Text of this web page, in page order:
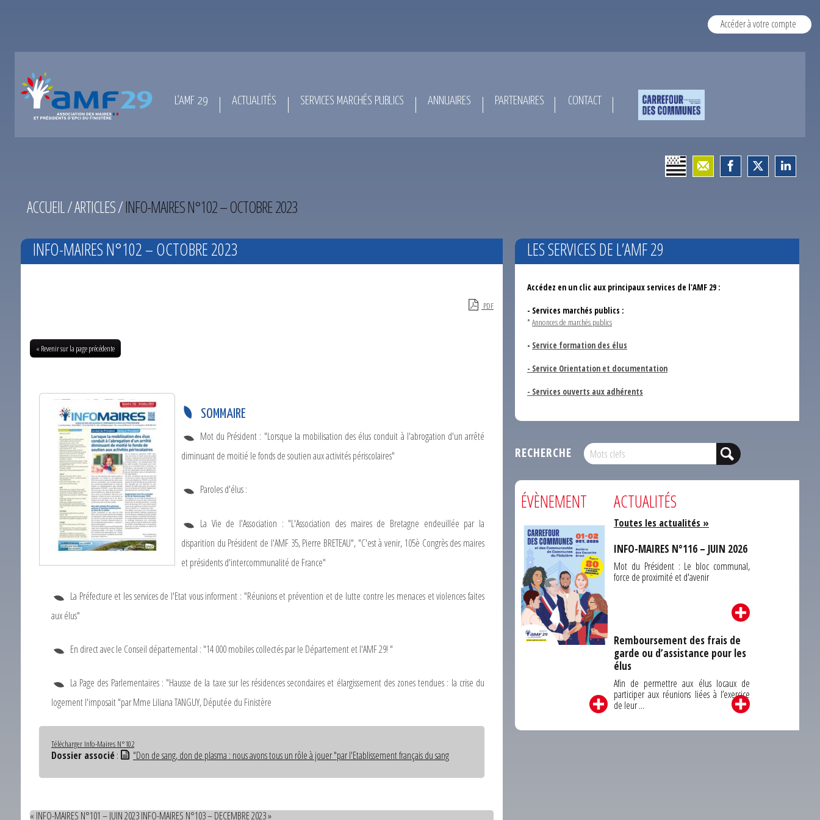
Accéder à votre compte
L’AMF 29 ACTUALITÉS SERVICES MARCHÉS PUBLICS ANNUAIRES PARTENAIRES CONTACT
ACCUEIL/ARTICLES/INFO-MAIRES N°102 – OCTOBRE 2023
INFO-MAIRES N°102 – OCTOBRE 2023
PDF
« Revenir sur la page précédente
SOMMAIRE
Mot du Président : "Lorsque la mobilisation des élus conduit à l'abrogation d'un arrêté
diminuant de moitié le fonds de soutien aux activités périscolaires"
Paroles d'élus :
La Vie de l'Association : "L'Association des maires de Bretagne endeuillée par la
disparition du Président de l'AMF 35, Pierre BRETEAU", "C'est à venir, 105è Congrès des maires
et présidents d'intercommunalité de France"
La Préfecture et les services de l'Etat vous informent : "Réunions et prévention et de lutte contre les menaces et violences faites
aux élus"
En direct avec le Conseil départemental : "14 000 mobiles collectés par le Département et l'AMF 29! "
La Page des Parlementaires : "Hausse de la taxe sur les résidences secondaires et élargissement des zones tendues : la crise du
logement l'imposait "par Mme Liliana TANGUY, Députée du Finistère
Télécharger Info-Maires N°102
Dossier associé: "Don de sang, don de plasma : nous avons tous un rôle à jouer "par l'Etablissement français du sang
« INFO-MAIRES N°101 – JUIN 2023INFO-MAIRES N°103 – DECEMBRE 2023 »
LES SERVICES DE L’AMF 29
Accédez en un clic aux principaux services de l'AMF 29 :
- Services marchés publics :
*Annonces de marchés publics
- Service formation des élus
- Service Orientation et documentation
- Services ouverts aux adhérents
RECHERCHE
ÉVÈNEMENT ACTUALITÉS
Toutes les actualités »
INFO-MAIRES N°116 – JUIN 2026
Mot du Président : Le bloc communal,
force de proximité et d'avenir
Remboursement des frais de
garde ou d’assistance pour les
élus
Afin de permettre aux élus locaux de
participer aux réunions liées à l’exercice
de leur ...